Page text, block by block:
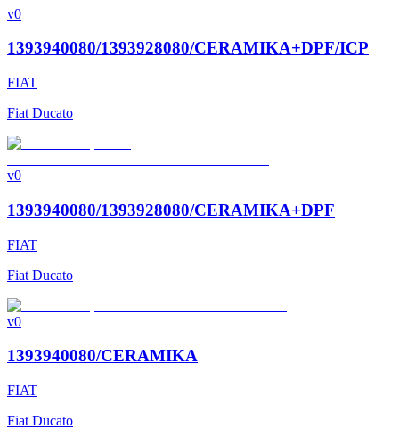
v0
1393940080/1393928080/CERAMIKA+DPF/ICP
FIAT
Fiat Ducato
v0
1393940080/1393928080/CERAMIKA+DPF
FIAT
Fiat Ducato
v0
1393940080/CERAMIKA
FIAT
Fiat Ducato